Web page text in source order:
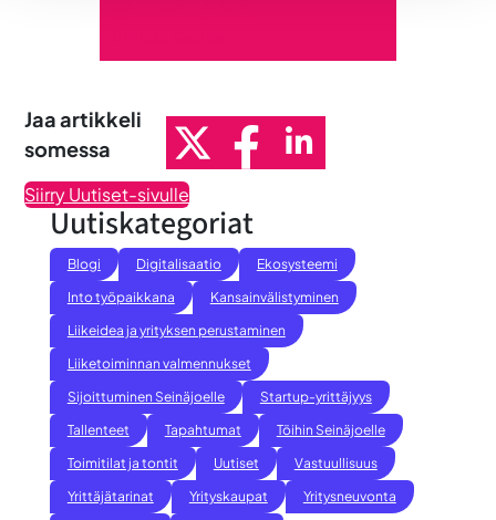
Jaa artikkeli
somessa
Siirry Uutiset-sivulle
Uutiskategoriat
Blogi Digitalisaatio
Ekosysteemi
Into työpaikkana
Kansainvälistyminen
Liikeidea ja yrityksen perustaminen
Liiketoiminnan valmennukset
Sijoittuminen Seinäjoelle
Startup-yrittäjyys
Tallenteet
Tapahtumat
Töihin Seinäjoelle
Toimitilat ja tontit
Uutiset
Vastuullisuus
Yrittäjätarinat
Yrityskaupat
Yritysneuvonta